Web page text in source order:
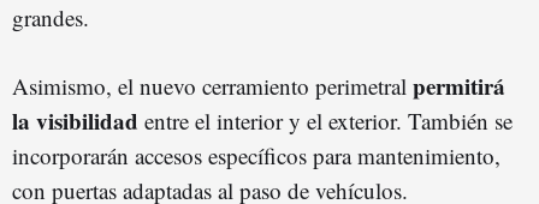
grandes.
Asimismo, el nuevo cerramiento perimetral permitirá
la visibilidad entre el interior y el exterior. También se
incorporarán accesos específicos para mantenimiento,
con puertas adaptadas al paso de vehículos.